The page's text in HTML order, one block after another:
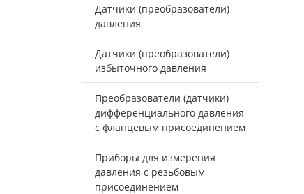
Датчики (преобразователи)
давления
Датчики (преобразователи)
избыточного давления
Преобразователи (датчики)
дифференциального давления
с фланцевым присоединением
Приборы для измерения
давления с резьбовым
присоединением